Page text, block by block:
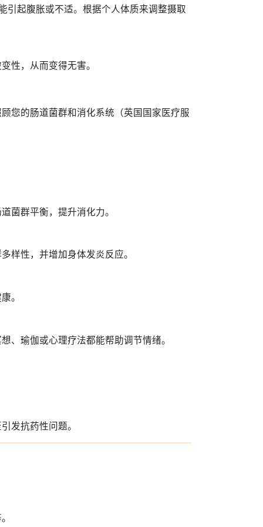
引起腹胀或不适。根据个人体质来调整摄取
性，从而变得无害。
您的肠道菌群和消化系统（英国国家医疗服
菌群平衡，提升消化力。
样性，并增加身体发炎反应。
。
、瑜伽或心理疗法都能帮助调节情绪。
发抗药性问题。